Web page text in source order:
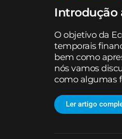
Introdução
O objetivo da
temporais
bem como
nós vamos
como algumas
Ler artigo